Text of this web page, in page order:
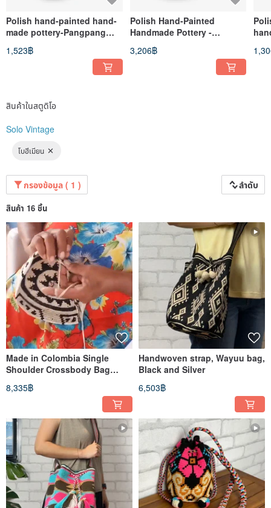
Polish hand-painted hand-
made pottery-Pangpang
Cup 220ml Quiet Red Series
Designer Model
1,523฿
Polish Hand-Painted
Handmade Pottery -
Chubby Mug 350ml
Strawberry Bear Series
3,206฿
สินค้าในสตูดิโอ
Solo Vintage
โบฮีเมียน
กรองข้อมูล ( 1 ) ลำดับ
สินค้า 16 ชิ้น
Made in Colombia Single
Shoulder Crossbody Bag
Single Strap Wayuu Woven
Handmade Bag Platinum
8,335฿
Handwoven strap, Wayuu bag,
Black and Silver
6,503฿